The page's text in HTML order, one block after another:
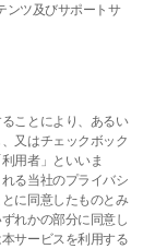
ンツ及びサポートサ
ことにより、あるい
又はチェックボック
用者」といいま
る当社のプライバシ
に同意したものとみ
れかの部分に同意し
サービスを利用する